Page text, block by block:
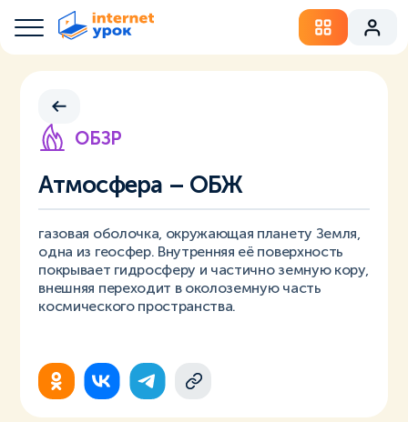
ОБЗР
Атмосфера – ОБЖ
газовая оболочка, окружающая планету Земля,
одна из геосфер. Внутренняя её поверхность
покрывает гидросферу и частично земную кору,
внешняя переходит в околоземную часть
космического пространства.